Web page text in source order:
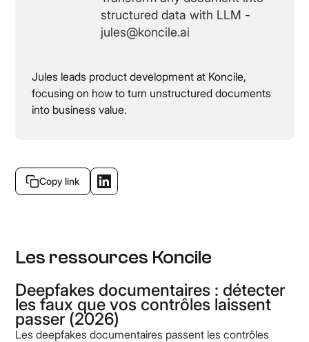
structured data with LLM -
jules@koncile.ai
Jules leads product development at Koncile,
focusing on how to turn unstructured documents
into business value.
Copy link
Les ressources Koncile
Deepfakes documentaires : détecter
les faux que vos contrôles laissent
passer (2026)
Les deepfakes documentaires passent les contrôles